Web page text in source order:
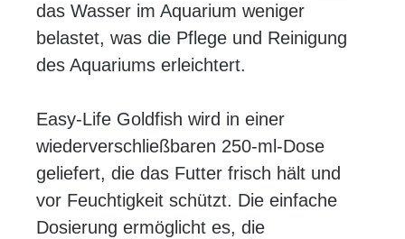
das Wasser im Aquarium weniger
belastet, was die Pflege und Reinigung
des Aquariums erleichtert.
Easy-Life Goldfish wird in einer
wiederverschließbaren 250-ml-Dose
geliefert, die das Futter frisch hält und
vor Feuchtigkeit schützt. Die einfache
Dosierung ermöglicht es, die